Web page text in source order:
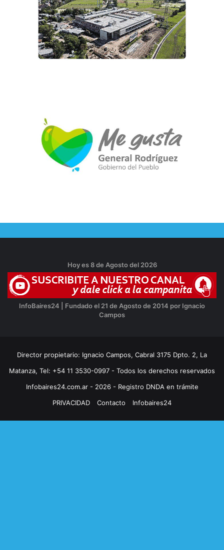
Hoy es 8 de Agosto del 2026
InfoBaires24 | Fundado el 21 de Agosto de 2014 por Ignacio
Campos
Director propietario: Ignacio Campos, Cabral 3175 Dpto. 2, La
Matanza, Tel: +54 11 3530-0997 - Todos los derechos reservados
Infobaires24.com.ar - 2026 - Registro DNDA en trámite
PRIVACIDAD
Contacto Infobaires24